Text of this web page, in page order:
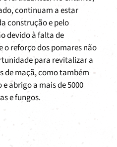
continuam a estar
construção e pelo
devido à falta de
o reforço dos pomares não
para revitalizar a
de maçã, como também
abrigo a mais de 5000
e fungos.